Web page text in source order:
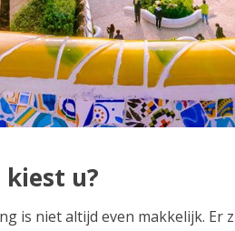
u?
is niet altijd even makkelijk. Er